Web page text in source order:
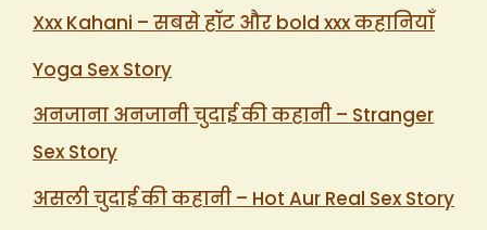
Xxx Kahani – सबसे हॉट और bold xxx कहानियाँ
Yoga Sex Story
अनजाना अनजानी चुदाई की कहानी – Stranger
Sex Story
असली चुदाई की कहानी – Hot Aur Real Sex Story